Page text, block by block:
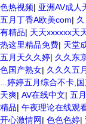
色热视频| 亚洲AV成人
五月丁香A欧美com|
有精品| 天天xxxxxx天
热这里精品免费| 天堂
五月天久久婷| 久久东
色国产熟女| 久久久五
...婷婷五月综合不卡,
天爽| AV在线中文| 五
精品| 午夜理论在线观
开心激情网| 色色色婷|